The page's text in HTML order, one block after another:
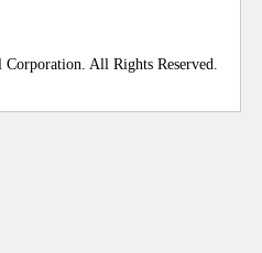
Corporation. All Rights Reserved.